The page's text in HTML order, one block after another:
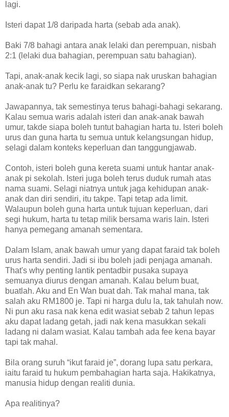
lagi.
Isteri dapat 1/8 daripada harta (sebab ada anak).
Baki 7/8 bahagi antara anak lelaki dan perempuan, nisbah
2:1 (lelaki dua bahagian, perempuan satu bahagian).
Tapi, anak-anak kecik lagi, so siapa nak uruskan bahagian
anak-anak tu? Perlu ke faraidkan sekarang?
Jawapannya, tak semestinya terus bahagi-bahagi sekarang.
Kalau semua waris adalah isteri dan anak-anak bawah
umur, takde siapa boleh tuntut bahagian harta tu. Isteri boleh
urus dan guna harta tu semua untuk kelangsungan hidup,
selagi dalam konteks keperluan dan tanggungjawab.
Contoh, isteri boleh guna kereta suami untuk hantar anak-
anak pi sekolah. Isteri juga boleh terus duduk rumah atas
nama suami. Selagi niatnya untuk jaga kehidupan anak-
anak dan diri sendiri, itu takpe. Tapi tetap ada limit.
Walaupun boleh guna harta untuk tujuan keperluan, dari
segi hukum, harta tu tetap milik bersama waris lain. Isteri
hanya pemegang amanah sementara.
Dalam Islam, anak bawah umur yang dapat faraid tak boleh
urus harta sendiri. Jadi si ibu boleh jadi penjaga amanah.
That's why penting lantik pentadbir pusaka supaya
semuanya diurus dengan amanah. Kalau belum buat,
buatlah. Aku and En Wan buat dah. Tak mahal mana, tak
salah aku RM1800 je. Tapi ni harga dulu la, tak tahulah now.
Ni pun aku rasa nak kena edit wasiat sebab 2 tahun lepas
aku dapat ladang getah, jadi nak kena masukkan sekali
ladang ni dalam wasiat. Kalau tambah ada fee kena bayar
tapi tak mahal.
Bila orang suruh “ikut faraid je”, dorang lupa satu perkara,
iaitu faraid tu hukum pembahagian harta saja. Hakikatnya,
manusia hidup dengan realiti dunia.
Apa realitinya?